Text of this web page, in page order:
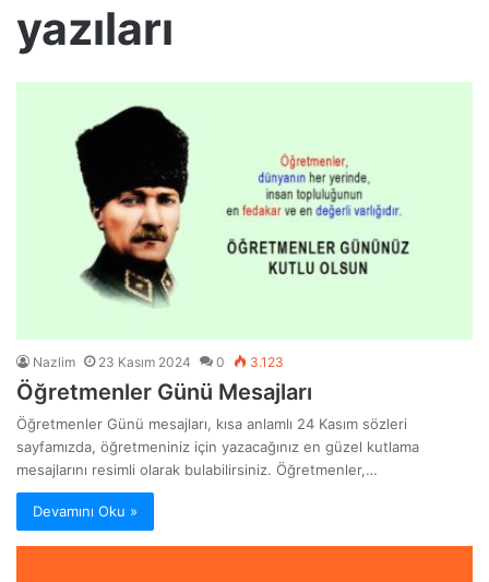
yazıları
Nazlim 23 Kasım 2024 0 3.123
Öğretmenler Günü Mesajları
Öğretmenler Günü mesajları, kısa anlamlı 24 Kasım sözleri
sayfamızda, öğretmeniniz için yazacağınız en güzel kutlama
mesajlarını resimli olarak bulabilirsiniz. Öğretmenler,…
Devamını Oku »